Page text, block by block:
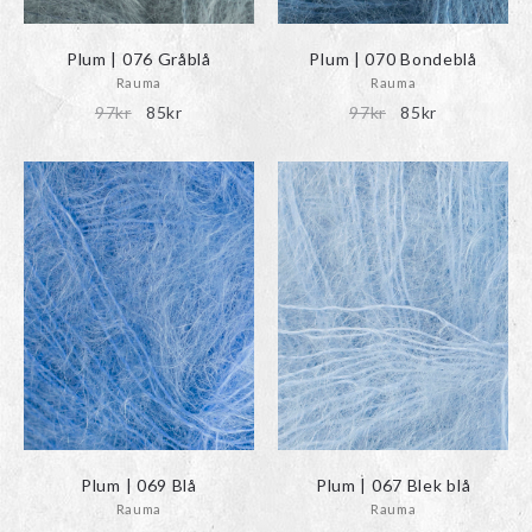
Plum | 076 Gråblå
Rauma
97kr
Det
priset
var:
97kr.
85krDet
priset
är:
85kr.
Plum | 070 Bondeblå
Rauma
97kr
Det
priset
var:
97kr.
85kr
priset
är:
85kr.
Plum | 069 Blå
Rauma
Plum | 067 Blek blå
Rauma